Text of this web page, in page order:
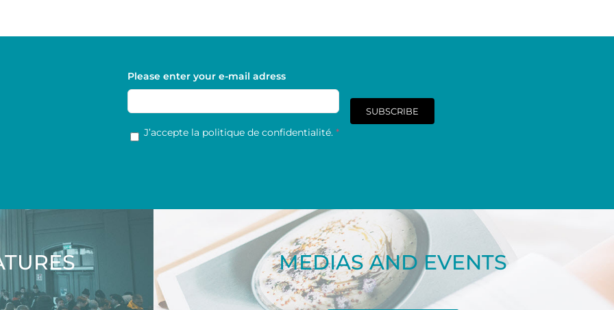
Please enter your e-mail adress
RGPD *
J’accepte la politique de confidentialité. *
SUBSCRIBE
MEDIAS AND EVENTS